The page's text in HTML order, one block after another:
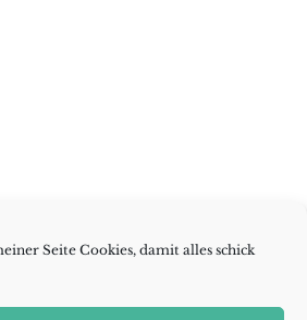
Seite Cookies, damit alles schick